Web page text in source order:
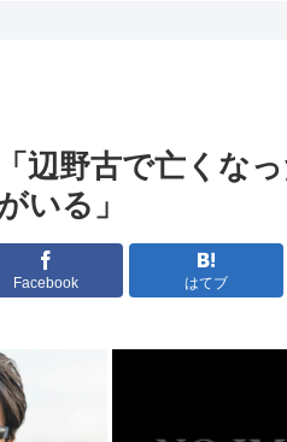
川にとりにきた（※画像あり）
「決壊」地元民「公式発表より
の末路www
はいけない場所」がヤバすぎ
ガス管に残っていたLPガスが漏
もなってスク水を着させられて
辺野古で亡くな
いる」
Facebook はてブ